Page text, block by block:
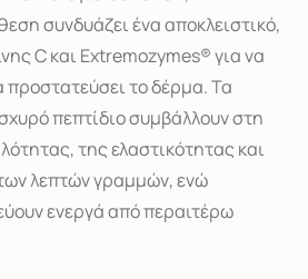
συνδυάζει ένα αποκλειστικό,
C και Extremozymes® για να
προστατεύσει το δέρμα. Τα
πεπτίδιο συμβάλλουν στη
της ελαστικότητας και
λεπτών γραμμών, ενώ
ενεργά από περαιτέρω